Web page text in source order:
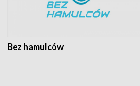
Bez hamulców